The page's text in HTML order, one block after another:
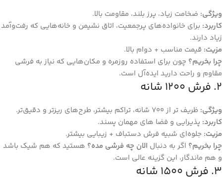
ویژگی: ضخامت زیاد، پرز بلند، مقاومت بالا.
کاربرد: برای خانواده‌های پرجمعیت، اتاق نشیمن و خانه‌هایی که رفت‌وآمد
زیاد دارند.
مزیت: قیمت مناسب + دوام بالا.
چرا بخریم؟ چون برای استفاده روزمره و مکان‌هایی که نیاز به فرشی
مقاوم و راحت دارید ایده‌آل است.
۲. فرش ۱۲۰۰ شانه
ویژگی: ظریف‌ تر از ۷۰۰ شانه، تراکم بیشتر، طرح‌های ریزتر و دقیق‌تر.
کاربرد: پذیرایی و فضا های مهمان‌ پسند.
مزیت: جلوه‌ای شبیه فرش دستباف + زیبایی بیشتر.
چرا بخریم؟ اگر به دنبال الان چه فرشی مده؟ هستید که هم شیک باشد
و هم ماندگار، این گزینه عالی است.
۳. فرش ۱۵۰۰ شانه